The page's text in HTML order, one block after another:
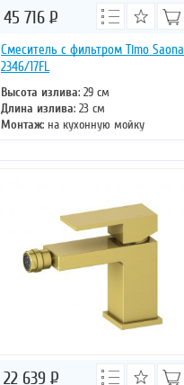
Смеситель с фильтром Timo Saona
2346/17FL
Высота излива: 29 см
Длина излива: 23 см
Монтаж: на кухонную мойку
Тип излива: поворотный
Управление: однорычажное
45 716 Р
22 639 Р